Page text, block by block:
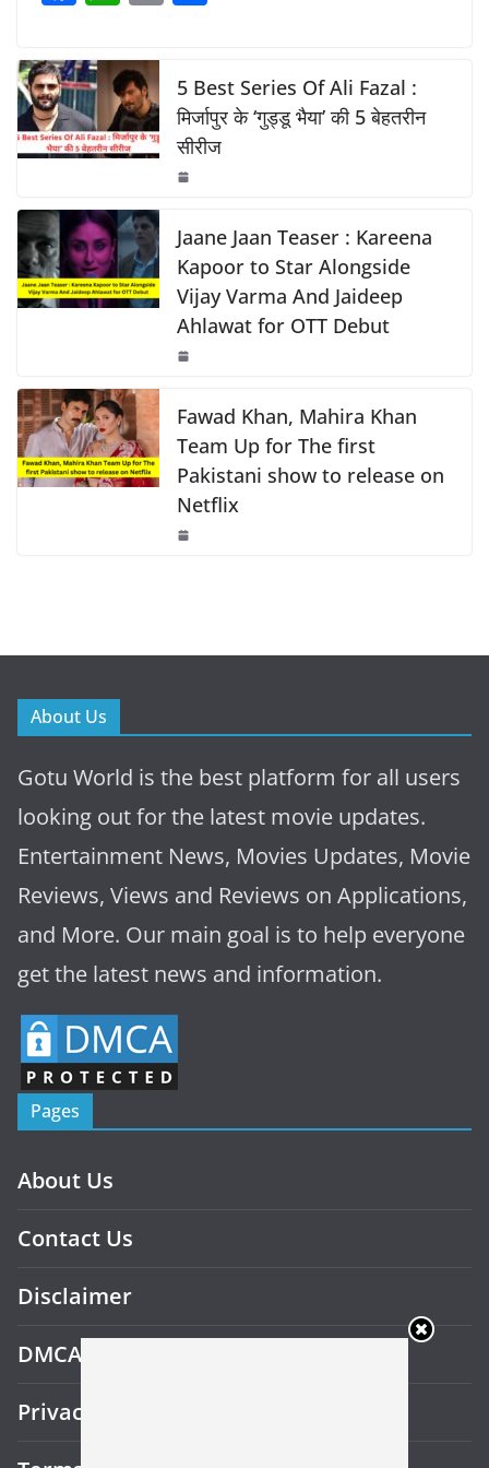
o
k
p k
c
e
b
o
o
k
at
s
A
p
p
y
Li
n
k
e
5 Best Series Of Ali Fazal :
मिर्जापुर के ‘गुड्डू भैया’ की 5 बेहतरीन
सीरीज
Jaane Jaan Teaser : Kareena
Kapoor to Star Alongside
Vijay Varma And Jaideep
Ahlawat for OTT Debut
Fawad Khan, Mahira Khan
Team Up for The first
Pakistani show to release on
Netflix
About Us
Gotu World is the best platform for all users
looking out for the latest movie updates.
Entertainment News, Movies Updates, Movie
Reviews, Views and Reviews on Applications,
and More. Our main goal is to help everyone
get the latest news and information.
Pages
About Us
Contact Us
Disclaimer
DMCA
Privacy Policy